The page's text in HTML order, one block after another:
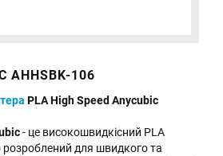
AHHSBK-106
PLA High Speed Anycubic
- це високошвидкісний PLA
розроблений для швидкого та